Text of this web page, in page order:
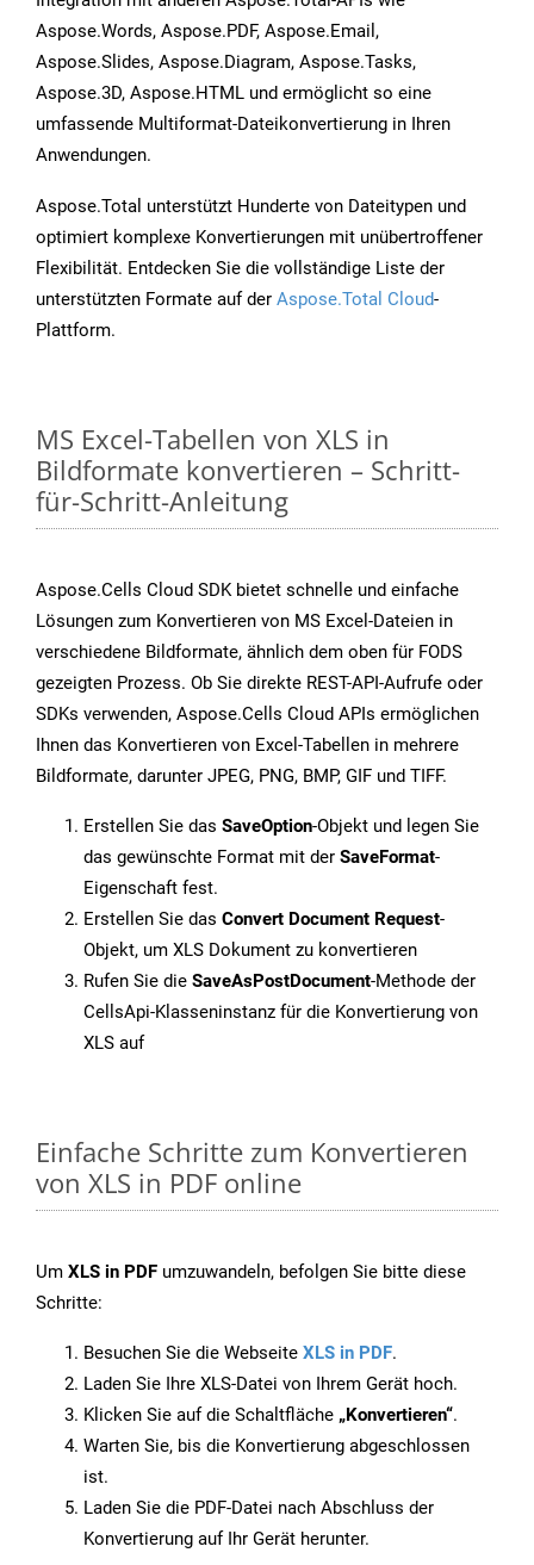
Aspose.Words, Aspose.PDF, Aspose.Email,
Aspose.Slides, Aspose.Diagram, Aspose.Tasks,
Aspose.3D, Aspose.HTML und ermöglicht so eine
umfassende Multiformat-Dateikonvertierung in Ihren
Anwendungen.
Aspose.Total unterstützt Hunderte von Dateitypen und
optimiert komplexe Konvertierungen mit unübertroffener
Flexibilität. Entdecken Sie die vollständige Liste der
unterstützten Formate auf der Aspose.Total Cloud-
Plattform.
MS Excel-Tabellen von XLS in
Bildformate konvertieren – Schritt-
für-Schritt-Anleitung
Aspose.Cells Cloud SDK bietet schnelle und einfache
Lösungen zum Konvertieren von MS Excel-Dateien in
verschiedene Bildformate, ähnlich dem oben für FODS
gezeigten Prozess. Ob Sie direkte REST-API-Aufrufe oder
SDKs verwenden, Aspose.Cells Cloud APIs ermöglichen
Ihnen das Konvertieren von Excel-Tabellen in mehrere
Bildformate, darunter JPEG, PNG, BMP, GIF und TIFF.
Erstellen Sie das SaveOption-Objekt und legen Sie
das gewünschte Format mit der SaveFormat-
Eigenschaft fest.
Erstellen Sie das Convert Document Request-
Objekt, um XLS Dokument zu konvertieren
Rufen Sie die SaveAsPostDocument-Methode der
CellsApi-Klasseninstanz für die Konvertierung von
XLS auf
Einfache Schritte zum Konvertieren
von XLS in PDF online
Um XLS in PDF umzuwandeln, befolgen Sie bitte diese
Schritte:
Besuchen Sie die Webseite XLS in PDF.
Laden Sie Ihre XLS-Datei von Ihrem Gerät hoch.
Klicken Sie auf die Schaltfläche „Konvertieren“.
Warten Sie, bis die Konvertierung abgeschlossen
ist.
Laden Sie die PDF-Datei nach Abschluss der
Konvertierung auf Ihr Gerät herunter.